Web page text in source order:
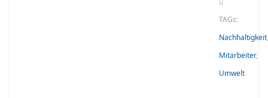
TAGs:
Nachhaltigkeit,
Mitarbeiter,
Umwelt